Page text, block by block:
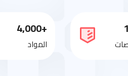
+4,000
المواد